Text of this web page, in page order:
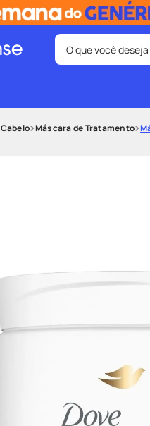
O que você deseja
3º fralda
Cabelo Máscara de Tratamento